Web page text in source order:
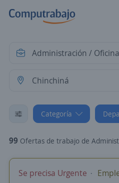
Categoría
99 Ofertas de trabajo de Administración / Oficina en
Se precisa Urgente